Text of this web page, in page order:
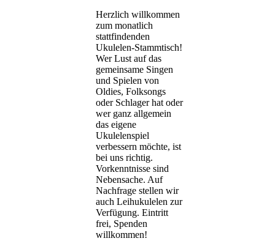
Herzlich willkommen
zum monatlich
stattfindenden
Ukulelen-Stammtisch!
Wer Lust auf das
gemeinsame Singen
und Spielen von
Oldies, Folksongs
oder Schlager hat oder
wer ganz allgemein
das eigene
Ukulelenspiel
verbessern möchte, ist
bei uns richtig.
Vorkenntnisse sind
Nebensache. Auf
Nachfrage stellen wir
auch Leihukulelen zur
Verfügung. Eintritt
frei, Spenden
willkommen!